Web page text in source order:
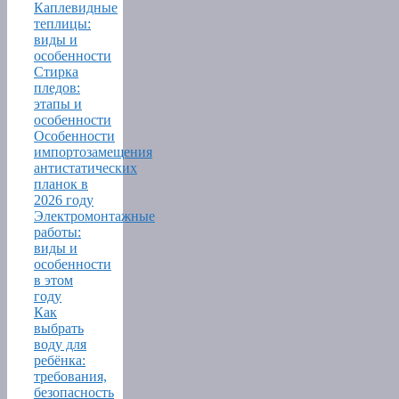
Каплевидные
теплицы:
виды и
особенности
Стирка
пледов:
этапы и
особенности
Особенности
импортозамещения
антистатических
планок в
2026 году
Электромонтажные
работы:
виды и
особенности
в этом
году
Как
выбрать
воду для
ребёнка:
требования,
безопасность